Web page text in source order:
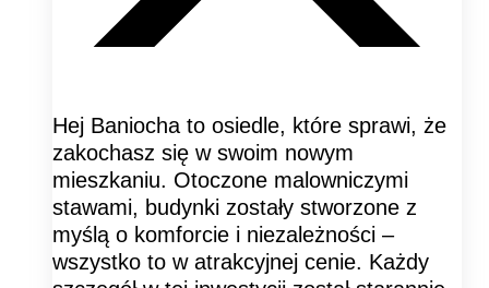
Hej Baniocha to osiedle, które sprawi, że
zakochasz się w swoim nowym
mieszkaniu. Otoczone malowniczymi
stawami, budynki zostały stworzone z
myślą o komforcie i niezależności –
wszystko to w atrakcyjnej cenie. Każdy